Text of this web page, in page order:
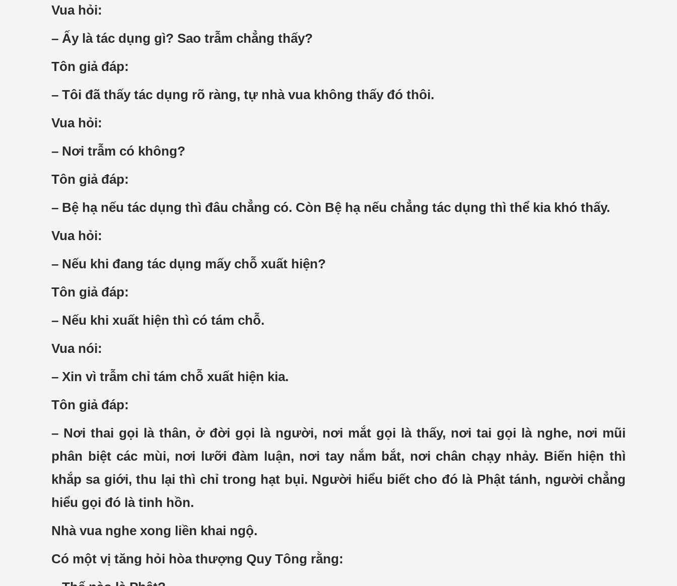
Vua hỏi:
– Ấy là tác dụng gì? Sao trẫm chẳng thấy?
Tôn giả đáp:
– Tôi đã thấy tác dụng rõ ràng, tự nhà vua không thấy đó thôi.
Vua hỏi:
– Nơi trẫm có không?
Tôn giả đáp:
– Bệ hạ nếu tác dụng thì đâu chẳng có. Còn Bệ hạ nếu chẳng tác dụng thì thể kia khó thấy.
Vua hỏi:
– Nếu khi đang tác dụng mấy chỗ xuất hiện?
Tôn giả đáp:
– Nếu khi xuất hiện thì có tám chỗ.
Vua nói:
– Xin vì trẫm chỉ tám chỗ xuất hiện kia.
Tôn giả đáp:
– Nơi thai gọi là thân, ở đời gọi là người, nơi mắt gọi là thấy, nơi tai gọi là nghe, nơi mũi
phân biệt các mùi, nơi lưỡi đàm luận, nơi tay nắm bắt, nơi chân chạy nhảy. Biến hiện thì
khắp sa giới, thu lại thì chỉ trong hạt bụi. Người hiểu biết cho đó là Phật tánh, người chẳng
hiểu gọi đó là tinh hồn.
Nhà vua nghe xong liền khai ngộ.
Có một vị tăng hỏi hòa thượng Quy Tông rằng: